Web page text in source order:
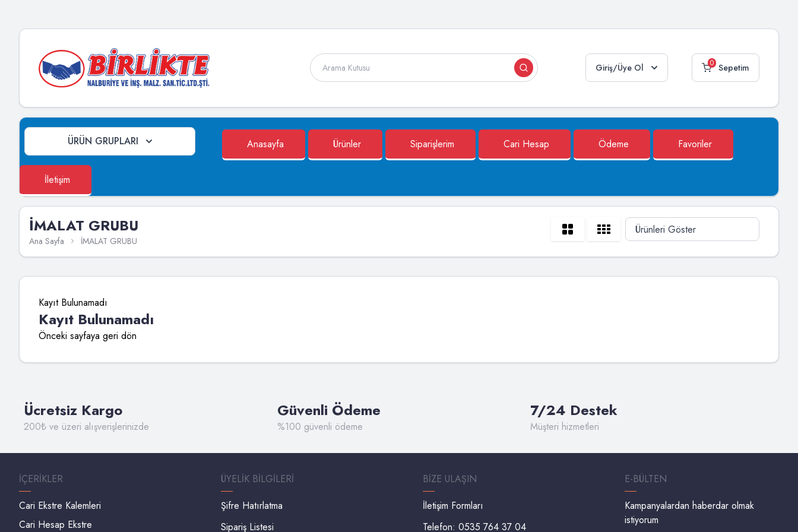
Giriş/Üye Ol 0 Sepetim
ÜRÜN GRUPLARI Anasayfa Ürünler Siparişlerim Cari Hesap Ödeme Favoriler
İletişim
İMALAT GRUBU
Ana Sayfa İMALAT GRUBU
Kayıt Bulunamadı
Kayıt Bulunamadı
Önceki sayfaya geri dön
Ücretsiz Kargo
200₺ ve üzeri alışverişlerinizde
Güvenli Ödeme
%100 güvenli ödeme
7/24 Destek
Müşteri hizmetleri
İÇERIKLER
Cari Ekstre Kalemleri
Cari Hesap Ekstre
ÜYELIK BILGILERI
Şifre Hatırlatma
Sipariş Listesi
BIZE ULAŞIN
İletişim Formları
Telefon: 0535 764 37 04
E-BÜLTEN
Kampanyalardan haberdar olmak
istiyorum